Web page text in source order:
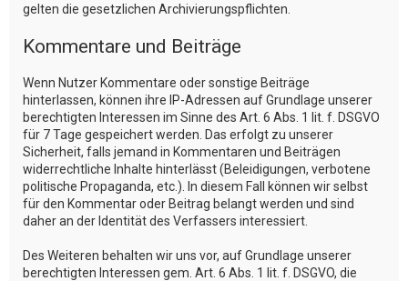
gelten die gesetzlichen Archivierungspflichten.
Kommentare und Beiträge
Wenn Nutzer Kommentare oder sonstige Beiträge
hinterlassen, können ihre IP-Adressen auf Grundlage unserer
berechtigten Interessen im Sinne des Art. 6 Abs. 1 lit. f. DSGVO
für 7 Tage gespeichert werden. Das erfolgt zu unserer
Sicherheit, falls jemand in Kommentaren und Beiträgen
widerrechtliche Inhalte hinterlässt (Beleidigungen, verbotene
politische Propaganda, etc.). In diesem Fall können wir selbst
für den Kommentar oder Beitrag belangt werden und sind
daher an der Identität des Verfassers interessiert.
Des Weiteren behalten wir uns vor, auf Grundlage unserer
berechtigten Interessen gem. Art. 6 Abs. 1 lit. f. DSGVO, die